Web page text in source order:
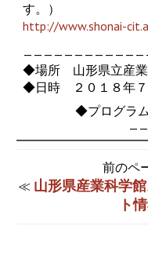
す。）
http://www.shonai-
◆場所 山形県立産業
◆日時 ２０１８年７
◆プログラ
前のペ
≪ 山形県産業科学
ト